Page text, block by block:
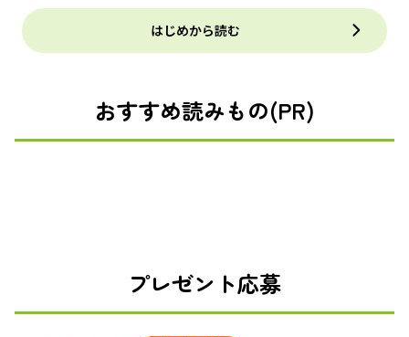
はじめから読む
おすすめ読みもの(PR)
プレゼント応募